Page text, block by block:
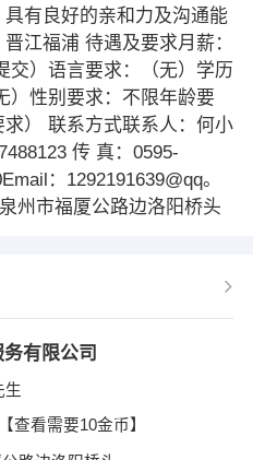
有良好的亲和力及沟通能
江福浦 待遇及要求月薪：
交）语言要求：（无）学历
）性别要求：不限年龄要
） 联系方式联系人：何小
传 真：0595-
：1292191639@qq。
州市福厦公路边洛阳桥头
有限公司
生
【查看需要10金币】